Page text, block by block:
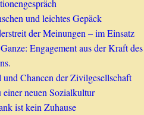
und leichtes Gepäck
der Meinungen – im Einsatz
Engagement aus der Kraft des
und Chancen der Zivilgesellschaft
neuen Sozialkultur
ist kein Zuhause